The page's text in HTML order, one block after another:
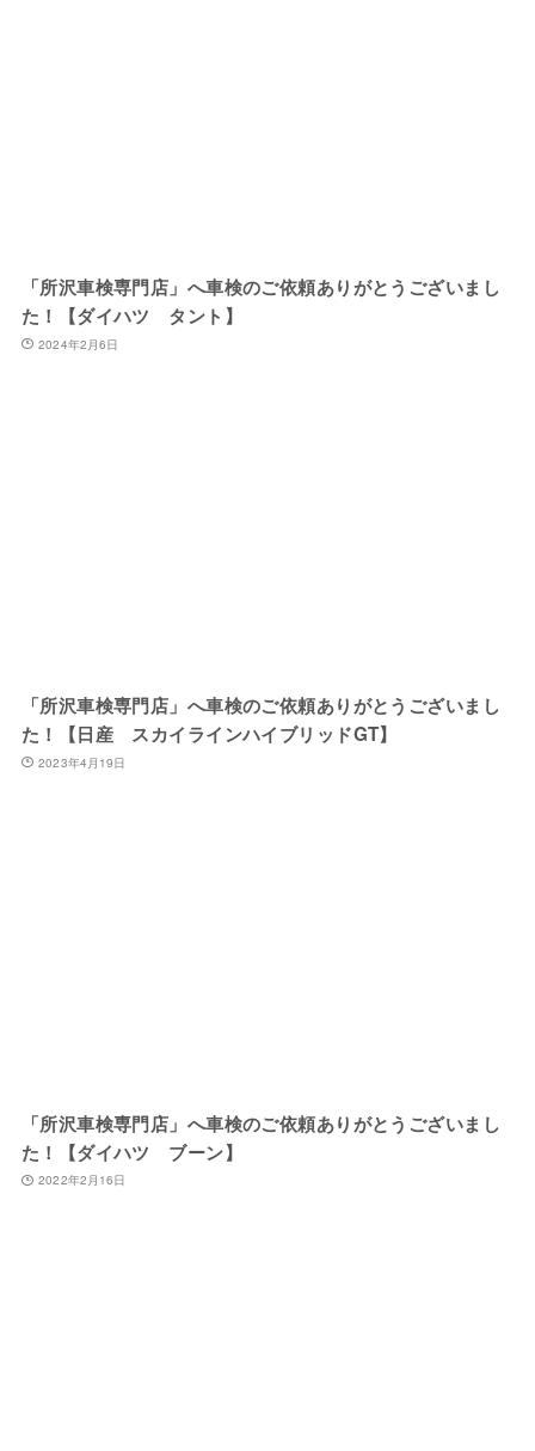
「所沢車検専門店」へ車検のご依頼ありがとうございまし
た！【ダイハツ タント】
2024年2月6日
「所沢車検専門店」へ車検のご依頼ありがとうございまし
た！【日産 スカイラインハイブリッドGT】
2023年4月19日
「所沢車検専門店」へ車検のご依頼ありがとうございまし
た！【ダイハツ ブーン】
2022年2月16日